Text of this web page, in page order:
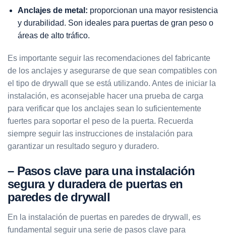
Anclajes de metal: proporcionan una mayor resistencia
y durabilidad. Son ideales para puertas de gran peso o
áreas de alto tráfico.
Es importante seguir las recomendaciones del fabricante
de los anclajes y asegurarse de que sean compatibles con
el tipo de drywall que se está utilizando. Antes de iniciar la
instalación, es aconsejable hacer una prueba de carga
para verificar que los anclajes sean lo suficientemente
fuertes para soportar el peso de la puerta. Recuerda
siempre seguir las instrucciones de instalación para
garantizar un resultado seguro y duradero.
– Pasos clave para una instalación
segura y duradera de puertas en
paredes de drywall
En la instalación de puertas en paredes de drywall, es
fundamental seguir una serie de pasos clave para